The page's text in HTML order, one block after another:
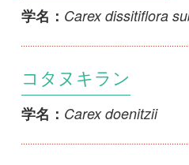
学名： Carex dolichocarpa
ナガボスゲ
Carex dolichostachya